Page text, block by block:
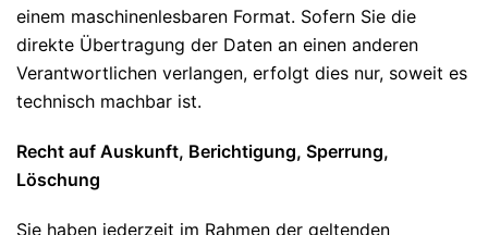
einem maschinenlesbaren Format. Sofern Sie die
direkte Übertragung der Daten an einen anderen
Verantwortlichen verlangen, erfolgt dies nur, soweit es
technisch machbar ist.
Recht auf Auskunft, Berichtigung, Sperrung,
Löschung
Sie haben jederzeit im Rahmen der geltenden